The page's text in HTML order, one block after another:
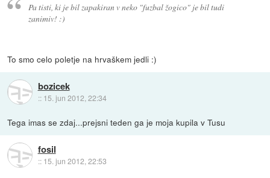
Pa tisti, ki je bil zapakiran v neko "fuzbal žogico" je bil tudi
zanimiv! :)
To smo celo poletje na hrvaškem jedli :)
bozicek
:: 15. jun 2012, 22:34
Tega imas se zdaj...prejsni teden ga je moja kupila v Tusu
fosil
:: 15. jun 2012, 22:53